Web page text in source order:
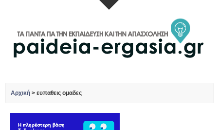
Αρχική >ευπαθεις ομαδες